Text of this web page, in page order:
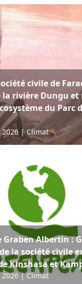
civile de
rivière Dungu et
du Parc
|Climat
Graben Albertin :
la société civile
Kinshasa et
|Climat